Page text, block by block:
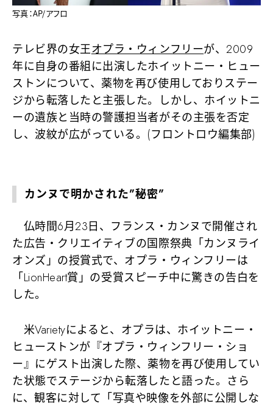
写真：AP/アフロ
テレビ界の女王オプラ・ウィンフリーが、2009
年に自身の番組に出演したホイットニー・ヒュー
ストンについて、薬物を再び使用しておりステー
ジから転落したと主張した。しかし、ホイットニ
ーの遺族と当時の警護担当者がその主張を否定
し、波紋が広がっている。(フロントロウ編集部)
カンヌで明かされた”秘密”
仏時間6月23日、フランス・カンヌで開催され
た広告・クリエイティブの国際祭典「カンヌライ
オンズ」の授賞式で、オプラ・ウィンフリーは
「LionHeart賞」の受賞スピーチ中に驚きの告白を
した。
米Varietyによると、オプラは、ホイットニー・
ヒューストンが『オプラ・ウィンフリー・ショ
ー』にゲスト出演した際、薬物を再び使用してい
た状態でステージから転落したと語った。さら
に、観客に対して「写真や映像を外部に公開しな